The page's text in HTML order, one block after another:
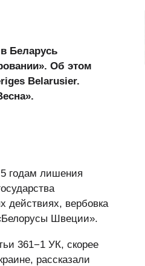
Беларусь
Об этом
Belarusier.
годам лишения
действиях, вербовка
Швеции».
361−1 УК, скорее
рассказали